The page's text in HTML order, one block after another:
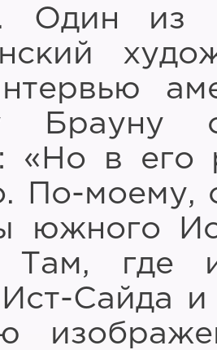
Один из
Брауну
«Но в его
По-
южного
Там, где
Сайда